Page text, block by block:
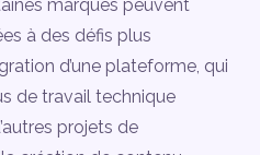
marques peuvent
à des défis plus
d’une plateforme, qui
de travail technique
projets de